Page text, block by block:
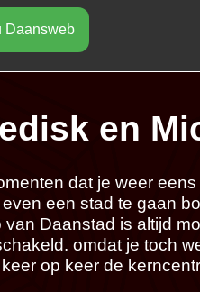
Daansweb
en
dat je weer
een stad te gaan
Daanstad is altijd
omdat je toch
op keer de